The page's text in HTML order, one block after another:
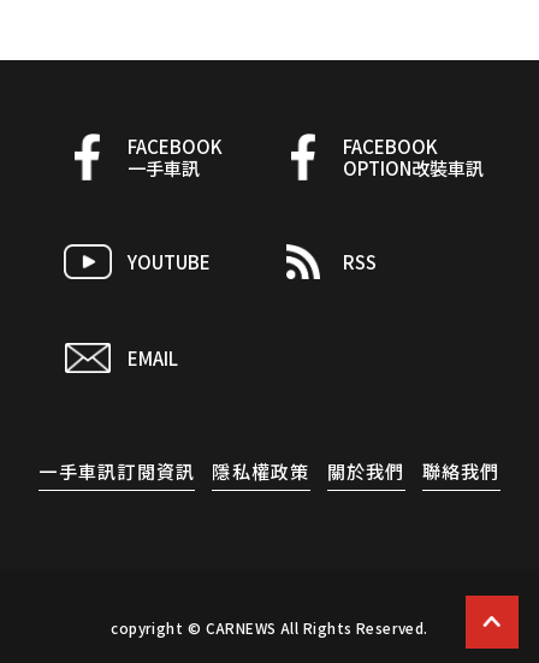
FACEBOOK
一手車訊
FACEBOOK
OPTION改裝車訊
YOUTUBE RSS
EMAIL
一手車訊訂閱資訊 隱私權政策 關於我們 聯絡我們
copyright © CARNEWS All Rights Reserved.